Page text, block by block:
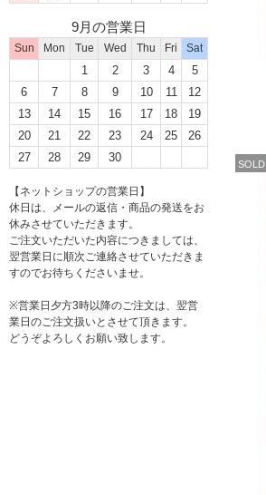
9月の営業日
Sun Mon Tue Wed Thu Fri Sat
1 2 3 4
5
6
7 8 9 10 11
12
13
14 15 16 17 18
19
20
21 22 23 24 25
26
27
28 29 30
【ネットショップの営業日】
休日は、メールの返信・商品の発送をお
休みさせていただきます。
ご注文いただいた内容につきましては、
翌営業日に順次ご連絡させていただきま
すのでお待ちくださいませ。
※営業日夕方3時以降のご注文は、翌営
業日のご注文扱いとさせて頂きます。
どうぞよろしくお願い致します。
SOLD